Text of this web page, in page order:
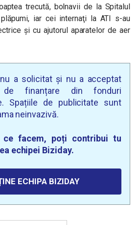
trecută, bolnavii de la Spitalul
iar cei internaţi la ATI s-au
şi cu ajutorul aparatelor de aer
a solicitat și nu a acceptat
finanțare din fonduri
Spațiile de publicitate sunt
neinvazivă.
ce facem, poți contribui tu
echipei Biziday.
ECHIPA BIZIDAY